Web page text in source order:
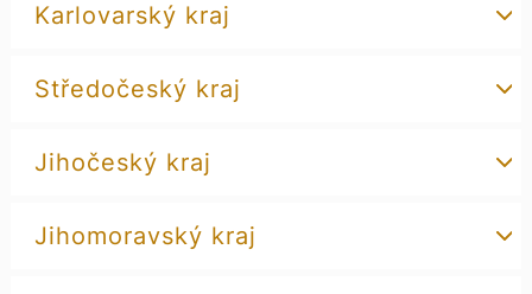
Karlovarský kraj
Středočeský kraj
Jihočeský kraj
Jihomoravský kraj